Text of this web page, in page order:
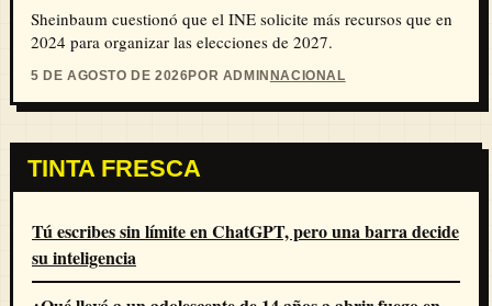
Sheinbaum cuestionó que el INE solicite más recursos que en
2024 para organizar las elecciones de 2027.
5 DE AGOSTO DE 2026POR ADMIN NACIONAL
TINTA FRESCA
Tú escribes sin límite en ChatGPT, pero una barra decide
su inteligencia